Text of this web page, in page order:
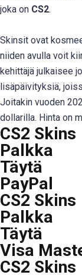
joka on CS2.
Skinsit ovat
niiden avulla voit
kehittäjä julkaisee
lisäpäivityksiä,
Joitakin vuoden
dollarilla. Hinta on
CS2 Skins
Palkka
Täytä
PayPal
CS2 Skins
Palkka
Täytä
Visa
CS2 Skins